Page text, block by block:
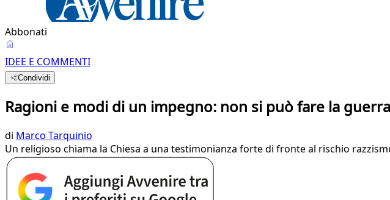
Abbonati
IDEE E COMMENTI
Condividi
Ragioni e modi di un impegno: non si può fare la
di Marco Tarquinio
Un religioso chiama la Chiesa a una testimonianza forte di fronte al rischio